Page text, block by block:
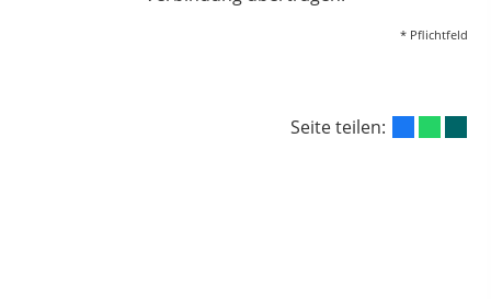
* Pflichtfeld
Seite teilen: